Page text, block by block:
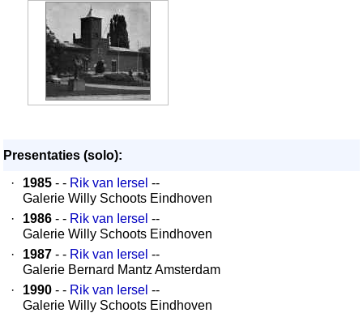
Presentaties (solo):
·
1985 - - Rik van Iersel --
Galerie Willy Schoots Eindhoven
·
1986 - - Rik van Iersel --
Galerie Willy Schoots Eindhoven
·
1987 - - Rik van Iersel --
Galerie Bernard Mantz Amsterdam
·
1990 - - Rik van Iersel --
Galerie Willy Schoots Eindhoven